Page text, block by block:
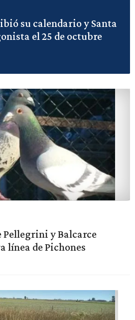
su calendario y Santa
el 25 de octubre
Pellegrini y Balcarce
línea de Pichones